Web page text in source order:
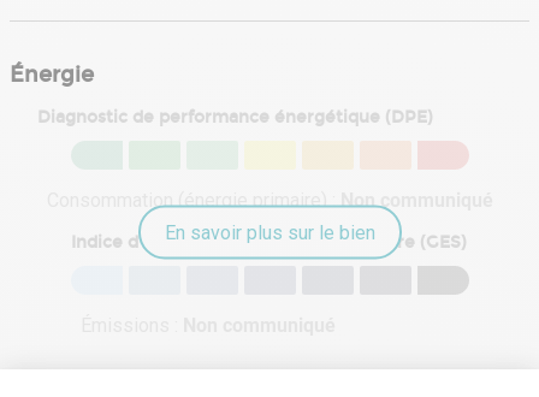
Énergie
Diagnostic de performance énergétique (DPE)
Consommation (énergie primaire) :Non communiqué
Indice d'émission de gaz à effet de serre (GES)
En savoir plus sur le bien